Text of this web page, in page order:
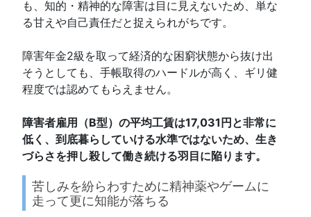
も、知的・精神的な障害は目に見えないため、単な
る甘えや自己責任だと捉えられがちです。
障害年金2級を取って経済的な困窮状態から抜け出
そうとしても、手帳取得のハードルが高く、ギリ健
程度では認めてもらえません。
障害者雇用（B型）の平均工賃は17,031円と非常に
低く、到底暮らしていける水準ではないため、生き
づらさを押し殺して働き続ける羽目に陥ります。
苦しみを紛らわすために精神薬やゲームに
走って更に知能が落ちる